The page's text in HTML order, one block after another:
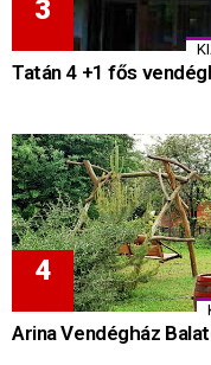
Tatán 4 +1 fős
Arina Vendégház